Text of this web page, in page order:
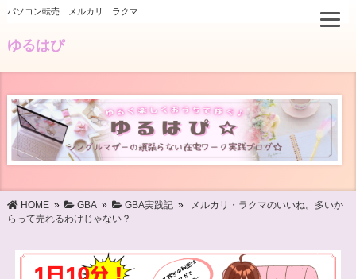
パソコン転売 メルカリ ラクマ
ゆるはぴ
HOME» GBA» GBA実践記»
メルカリ・ラクマのいいね。多いか
らって売れるわけじゃない？